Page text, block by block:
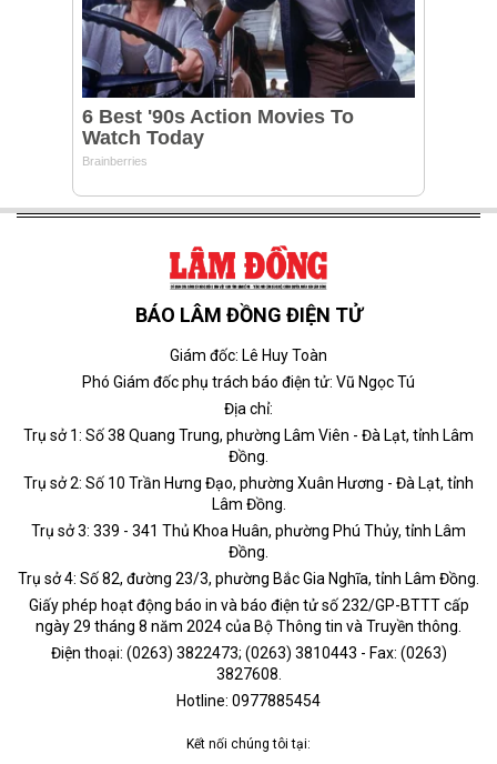
BÁO LÂM ĐỒNG ĐIỆN TỬ
Giám đốc: Lê Huy Toàn
Phó Giám đốc phụ trách báo điện tử: Vũ Ngọc Tú
Địa chỉ:
Trụ sở 1: Số 38 Quang Trung, phường Lâm Viên - Đà Lạt, tỉnh Lâm
Đồng.
Trụ sở 2: Số 10 Trần Hưng Đạo, phường Xuân Hương - Đà Lạt, tỉnh
Lâm Đồng.
Trụ sở 3: 339 - 341 Thủ Khoa Huân, phường Phú Thủy, tỉnh Lâm
Đồng.
Trụ sở 4: Số 82, đường 23/3, phường Bắc Gia Nghĩa, tỉnh Lâm Đồng.
Giấy phép hoạt động báo in và báo điện tử số 232/GP-BTTT cấp
ngày 29 tháng 8 năm 2024 của Bộ Thông tin và Truyền thông.
Điện thoại: (0263) 3822473; (0263) 3810443 - Fax: (0263)
3827608.
Hotline: 0977885454
Kết nối chúng tôi tại: